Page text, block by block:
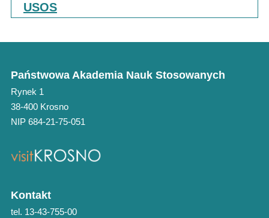
USOS
Państwowa Akademia Nauk Stosowanych
Rynek 1
38-400 Krosno
NIP 684-21-75-051
Kontakt
tel. 13-43-755-00